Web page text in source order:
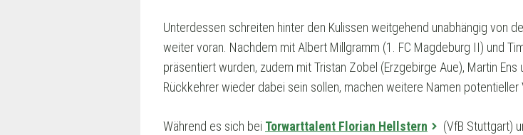
Unterdessen schreiten hinter den Kulissen weitgehend unabhängig von
weiter voran. Nachdem mit Albert Millgramm (1. FC Magdeburg II) und
präsentiert wurden, zudem mit Tristan Zobel (Erzgebirge Aue), Martin
Rückkehrer wieder dabei sein sollen, machen weitere Namen potentieller
Während es sich bei Torwarttalent Florian Hellstern (VfB Stuttgart)